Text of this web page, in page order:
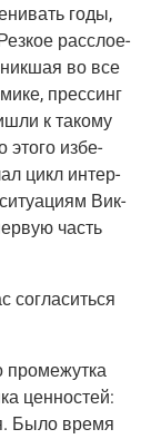
годы,
рас­сло­е­
во все
прес­синг
к тако­му
это­го избе­
цикл интер­
Вик­
часть
согла­сить­ся
цен­но­стей:
Было вре­мя